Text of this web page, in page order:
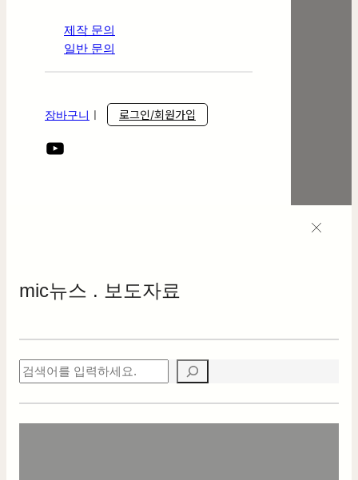
제작 문의
일반 문의
장바구니 로그인/회원가입
mic뉴스 . 보도자료
검
색